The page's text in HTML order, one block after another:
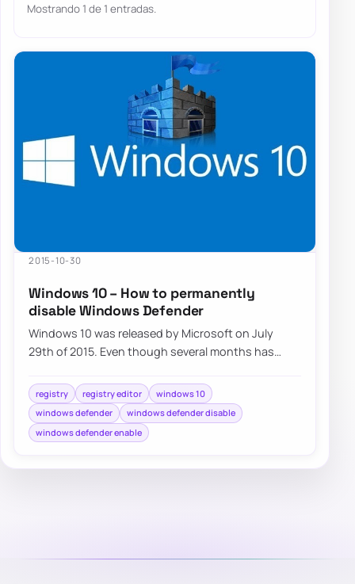
Mostrando 1 de 1 entradas.
2015-10-30
Windows 10 – How to permanently
disable Windows Defender
Windows 10 was released by Microsoft on July
29th of 2015. Even though several months has
registry registry editor
windows 10
windows defender
windows defender disable
windows defender enable